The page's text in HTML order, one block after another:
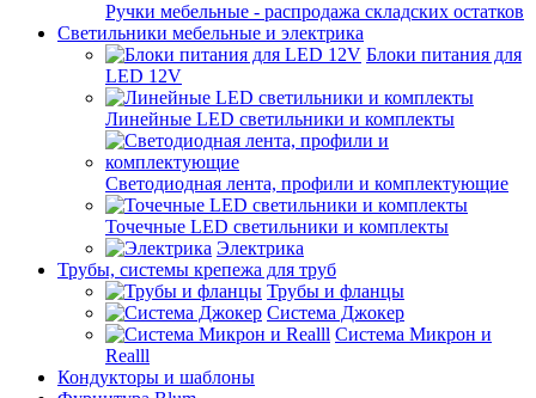
Ручки мебельные - распродажа складских остатков
Светильники мебельные и электрика
Блоки питания для
LED 12V
Линейные LED светильники и комплекты
Светодиодная лента, профили и комплектующие
Точечные LED светильники и комплекты
Электрика
Трубы, системы крепежа для труб
Трубы и фланцы
Система Джокер
Система Микрон и
Realll
Кондукторы и шаблоны